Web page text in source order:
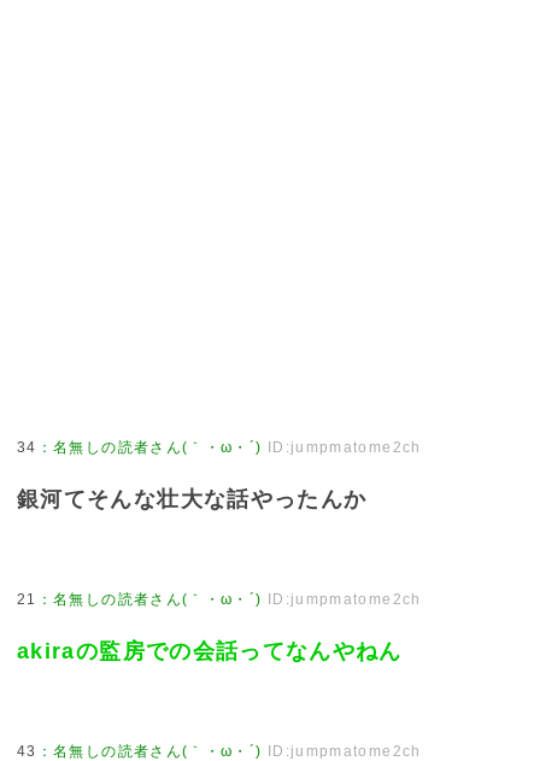
34 ：名無しの読者さん(｀・ω・´) ID:jumpmatome2ch
銀河てそんな壮大な話やったんか
21 ：名無しの読者さん(｀・ω・´) ID:jumpmatome2ch
akiraの監房での会話ってなんやねん
43 ：名無しの読者さん(｀・ω・´) ID:jumpmatome2ch